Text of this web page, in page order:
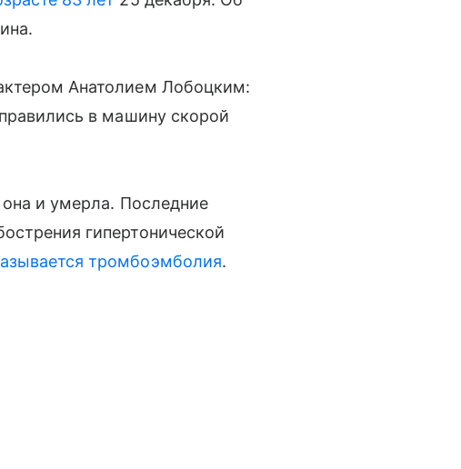
Анатолием Лобоцким:
в машину скорой
и умерла. Последние
гипертонической
тромбоэмболия.